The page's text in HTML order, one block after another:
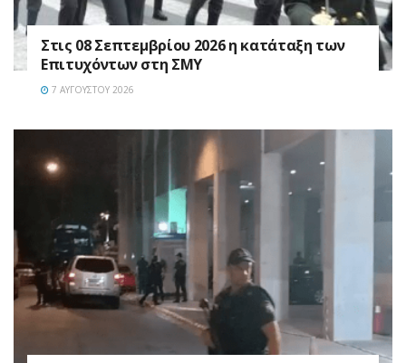
Στις 08 Σεπτεμβρίου 2026 η κατάταξη των
Επιτυχόντων στη ΣΜΥ
7 ΑΥΓΟΎΣΤΟΥ 2026